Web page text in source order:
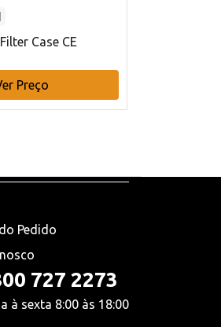
Case CE
Preço
Pedido
727 2273
à sexta 8:00 às 18:00